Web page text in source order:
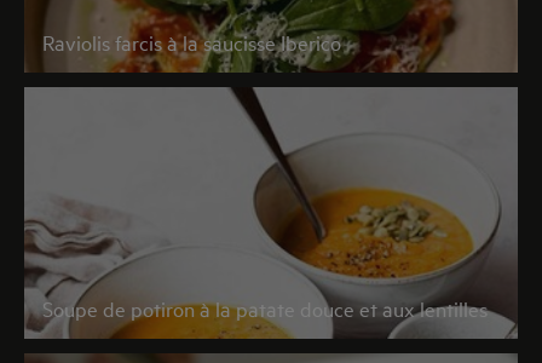
Raviolis farcis à la saucisse Iberico
Soupe de potiron à la patate douce et aux lentilles